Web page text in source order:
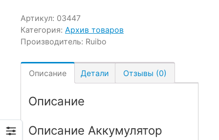
Артикул: 03447
Категория: Архив товаров
Производитель: Ruibo
Описание Детали Отзывы (0)
Описание
Описание Аккумулятор